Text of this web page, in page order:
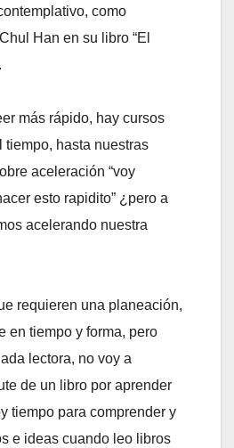
como
Han en su libro “El
más rápido, hay cursos
tiempo, hasta nuestras
aceleración “voy
esto rapidito” ¿pero a
acelerando nuestra
requieren una planeación,
en tiempo y forma, pero
lectora, no voy a
de un libro por aprender
tiempo para comprender y
e ideas cuando leo libros